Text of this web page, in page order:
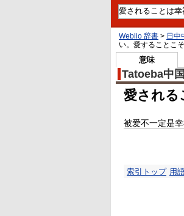
Weblio 辞書 > 日中
い。愛することこそ
意味
Tatoeba中
愛される
被爱不一定是
索引トップ 用